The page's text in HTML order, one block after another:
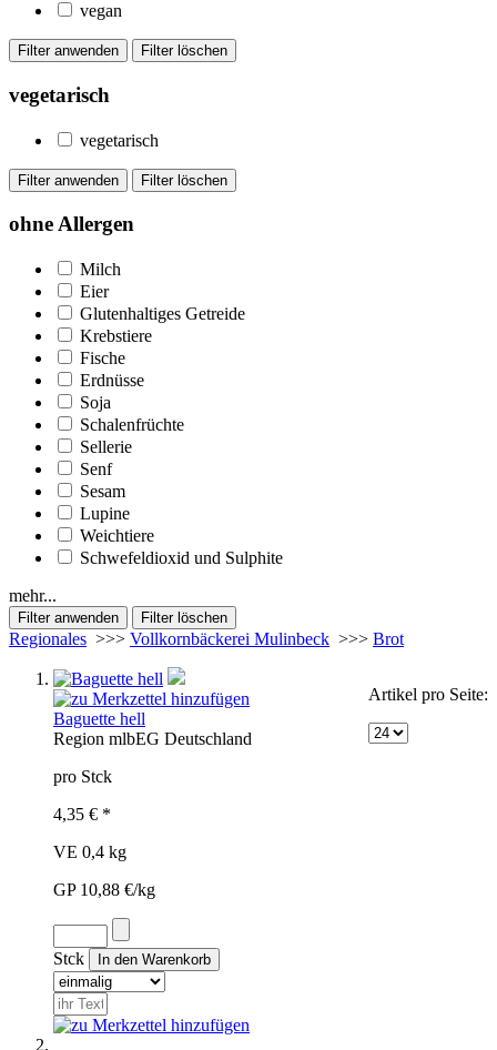
vegan
vegetarisch
vegetarisch
ohne Allergen
Milch
Eier
Glutenhaltiges Getreide
Krebstiere
Fische
Erdnüsse
Soja
Schalenfrüchte
Sellerie
Senf
Sesam
Lupine
Weichtiere
Schwefeldioxid und Sulphite
mehr...
Regionales >>> Vollkornbäckerei Mulinbeck >>> Brot
Artikel pro Seite:
Baguette hell
Region mlbEG Deutschland
pro Stck
4,35 € *
VE 0,4 kg
GP 10,88 €/kg
Stck